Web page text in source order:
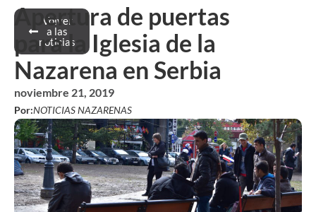
Volver
a las
noticias
Apertura de puertas
para la Iglesia de la
Nazarena en Serbia
noviembre 21, 2019
Por:NOTICIAS NAZARENAS